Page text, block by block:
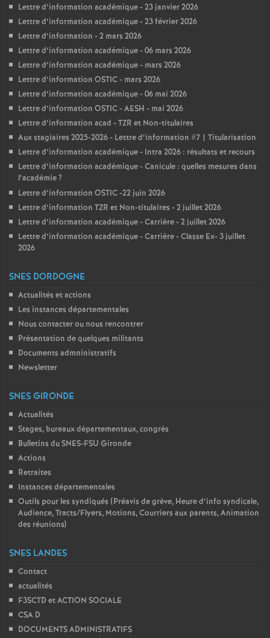
Lettre d’information académique - 23 janvier 2026
Lettre d’information académique - 23 février 2026
Lettre d’information - 2 mars 2026
Lettre d’information académique - 06 mars 2026
Lettre d’information académique - mars 2026
Lettre d’information OSTIC - mars 2026
Lettre d’information académique - 06 mai 2026
Lettre d’information OSTIC - AESH - mai 2026
Lettre d’information acad - TZR et Non-titulaires
Aux stagiaires 2025-2026 - Lettre d’information #7 | Titularisation
Lettre d’information académique - Intra 2026 : résultats et recours
Lettre d’information académique - Canicule : quelles mesures dans
l’académie?
Lettre d’information OSTIC -22 juin 2026
Lettre d’information TZR et Non-titulaires - 2 juillet 2026
Lettre d’information académique - Carrière - 2 juillet 2026
Lettre d’information académique - Carrière - Classe Ex- 3 juillet
2026
SNES DORDOGNE
Actualités et actions
Les instances départementales
Nous contacter ou nous rencontrer
Présentation de quelques militants
Documents admninistratifs
Newsletter
SNES GIRONDE
Actualités
Stages, bureaux départementaux, congrès
Bulletins du SNES-FSU Gironde
Actions
Retraites
Instances départementales
Outils pour les syndiqués (Préavis de grève, Heure d’info syndicale,
Audience, Tracts/Flyers, Motions, Courriers aux parents, Animation
des réunions)
SNES LANDES
Contact
actualités
F3SCTD et ACTION SOCIALE
CSA D
DOCUMENTS ADMINISTRATIFS